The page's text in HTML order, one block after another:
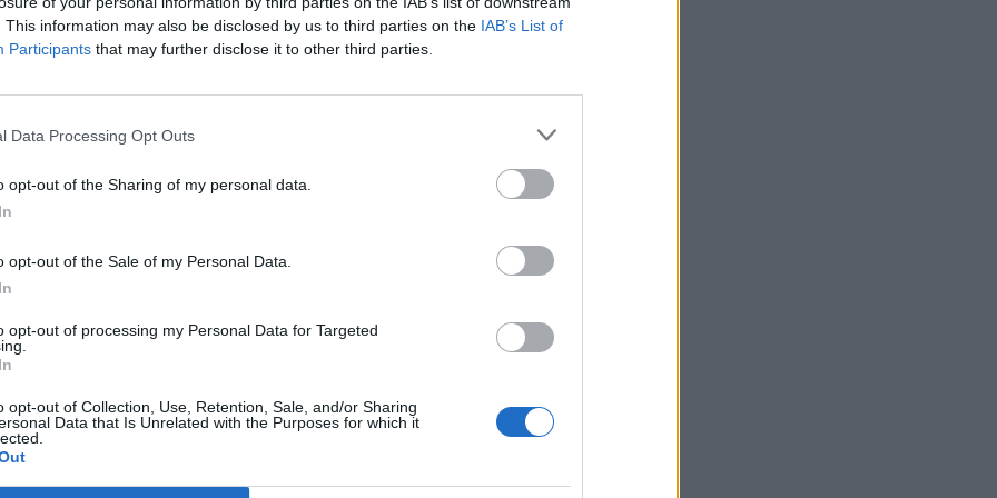
This information may also be disclosed by us to third parties on the IAB’s List of
Participants that may further disclose it to other third parties.
Data Processing Opt Outs
opt-out of the Sharing of my personal data.
opt-out of the Sale of my Personal Data.
opt-out of processing my Personal Data for Targeted
opt-out of Collection, Use, Retention, Sale, and/or Sharing
Data that Is Unrelated with the Purposes for which it
intézkedések mellett szervezett találkozóra egy határmenti sátorban került sor,
és hátizsákokkal. Az amerikai és ukrán diplomácia vezetője a felfestett lengyel-
oldalát meglátogatta. Az egész világ Ukrajnával...
portfolio.hu hírarchívumához tartozik, melynek olvasása előfizetéses
cikkarchívum
elmúlt 2 év napon belüli
Előfizetés